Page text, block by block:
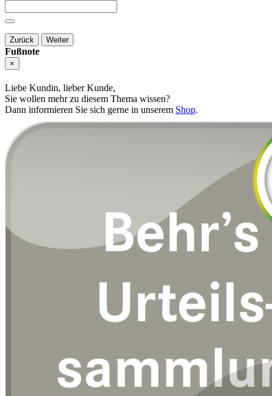
Zurück Weiter
Fußnote
×
Liebe Kundin, lieber Kunde,
Sie wollen mehr zu diesem Thema wissen?
Dann informieren Sie sich gerne in unserem Shop.